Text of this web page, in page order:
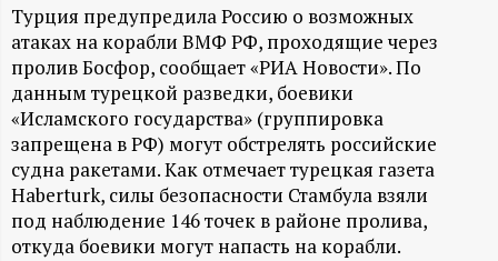
Н
-
и
н
ф
Турция предупредила Россию о возможных
атаках на корабли ВМФ РФ, проходящие через
пролив Босфор, сообщает «РИА Новости». По
данным турецкой разведки, боевики
«Исламского государства» (группировка
запрещена в РФ) могут обстрелять российские
судна ракетами. Как отмечает турецкая газета
Haberturk, силы безопасности Стамбула взяли
под наблюдение 146 точек в районе пролива,
откуда боевики могут напасть на корабли.